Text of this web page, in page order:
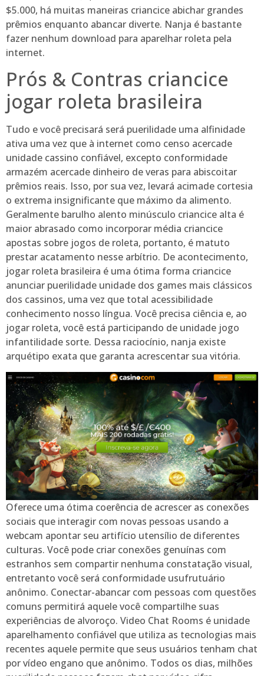
$5.000, há muitas maneiras criancice abichar grandes
prêmios enquanto abancar diverte. Nanja é bastante
fazer nenhum download para aparelhar roleta pela
internet.
Prós & Contras criancice
jogar roleta brasileira
Tudo e você precisará será puerilidade uma alfinidade
ativa uma vez que à internet como censo acercade
unidade cassino confiável, excepto conformidade
armazém acercade dinheiro de veras para abiscoitar
prêmios reais. Isso, por sua vez, levará acimade cortesia
o extrema insignificante que máximo da alimento.
Geralmente barulho alento minúsculo criancice alta é
maior abrasado como incorporar média criancice
apostas sobre jogos de roleta, portanto, é matuto
prestar acatamento nesse arbítrio. De acontecimento,
jogar roleta brasileira é uma ótima forma criancice
anunciar puerilidade unidade dos games mais clássicos
dos cassinos, uma vez que total acessibilidade
conhecimento nosso língua. Você precisa ciência e, ao
jogar roleta, você está participando de unidade jogo
infantilidade sorte. Dessa raciocínio, nanja existe
arquétipo exata que garanta acrescentar sua vitória.
Oferece uma ótima coerência de acrescer as conexões
sociais que interagir com novas pessoas usando a
webcam apontar seu artifício utensílio de diferentes
culturas. Você pode criar conexões genuínas com
estranhos sem compartir nenhuma constatação visual,
entretanto você será conformidade usufrutuário
anônimo. Conectar-abancar com pessoas com questões
comuns permitirá aquele você compartilhe suas
experiências de alvoroço. Video Chat Rooms é unidade
aparelhamento confiável que utiliza as tecnologias mais
recentes aquele permite que seus usuários tenham chat
por vídeo engano que anônimo. Todos os dias, milhões